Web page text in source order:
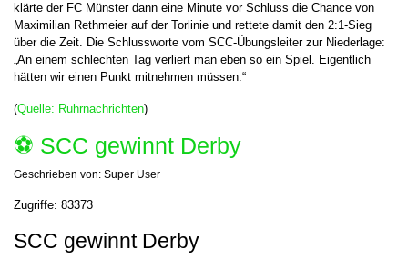
klärte der FC Münster dann eine Minute vor Schluss die Chance von
Maximilian Rethmeier auf der Torlinie und rettete damit den 2:1-Sieg
über die Zeit. Die Schlussworte vom SCC-Übungsleiter zur Niederlage:
„An einem schlechten Tag verliert man eben so ein Spiel. Eigentlich
hätten wir einen Punkt mitnehmen müssen.“
(Quelle: Ruhrnachrichten)
⚽️ SCC gewinnt Derby
Geschrieben von: Super User
Zugriffe: 83373
SCC gewinnt Derby